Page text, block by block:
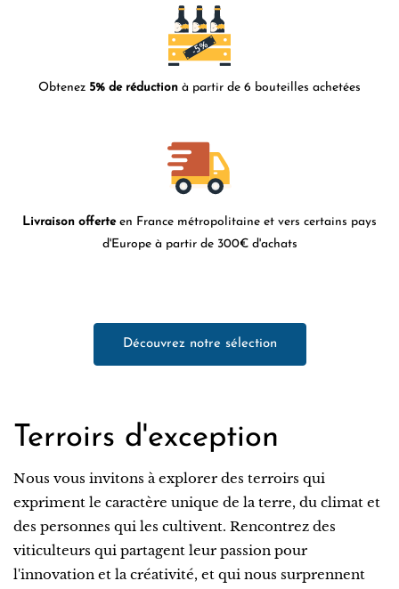
Obtenez 5% de réduction à partir de 6 bouteilles achetées
Livraison offerteen France métropolitaine et vers certains pays
d'Europe à partir de 300€ d'achats
Découvrez notre sélection
Terroirs d'exception
Nous vous invitons à explorer des terroirs qui
expriment le caractère unique de la terre, du climat et
des personnes qui les cultivent. Rencontrez des
viticulteurs qui partagent leur passion pour
l'innovation et la créativité, et qui nous surprennent